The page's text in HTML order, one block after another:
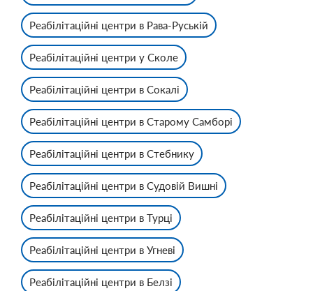
Реабілітаційні центри в Рава-Руській
Реабілітаційні центри у Сколе
Реабілітаційні центри в Сокалі
Реабілітаційні центри в Старому Самборі
Реабілітаційні центри в Стебнику
Реабілітаційні центри в Судовій Вишні
Реабілітаційні центри в Турці
Реабілітаційні центри в Угневі
Реабілітаційні центри в Белзі